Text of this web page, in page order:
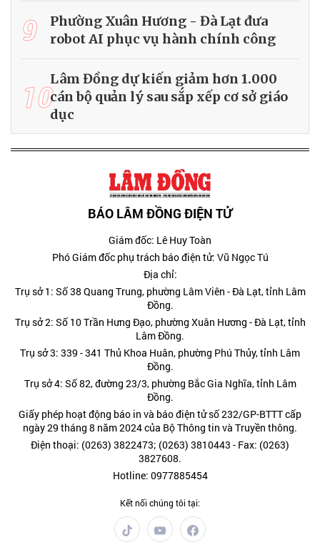
9
Phường Xuân Hương - Đà Lạt đưa
robot AI phục vụ hành chính công
10Lâm Đồng dự kiến giảm hơn 1.000
cán bộ quản lý sau sắp xếp cơ sở giáo
dục
BÁO LÂM ĐỒNG ĐIỆN TỬ
Giám đốc: Lê Huy Toàn
Phó Giám đốc phụ trách báo điện tử: Vũ Ngọc Tú
Địa chỉ:
Trụ sở 1: Số 38 Quang Trung, phường Lâm Viên - Đà Lạt, tỉnh Lâm
Đồng.
Trụ sở 2: Số 10 Trần Hưng Đạo, phường Xuân Hương - Đà Lạt, tỉnh
Lâm Đồng.
Trụ sở 3: 339 - 341 Thủ Khoa Huân, phường Phú Thủy, tỉnh Lâm
Đồng.
Trụ sở 4: Số 82, đường 23/3, phường Bắc Gia Nghĩa, tỉnh Lâm
Đồng.
Giấy phép hoạt động báo in và báo điện tử số 232/GP-BTTT cấp
ngày 29 tháng 8 năm 2024 của Bộ Thông tin và Truyền thông.
Điện thoại: (0263) 3822473; (0263) 3810443 - Fax: (0263)
3827608.
Hotline: 0977885454
Kết nối chúng tôi tại: